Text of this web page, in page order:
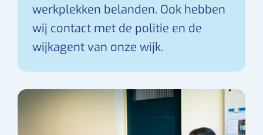
werkplekken belanden. Ook hebben
wij contact met de politie en de
wijkagent van onze wijk.